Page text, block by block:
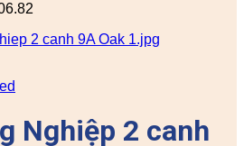
Nghiệp 2 canh